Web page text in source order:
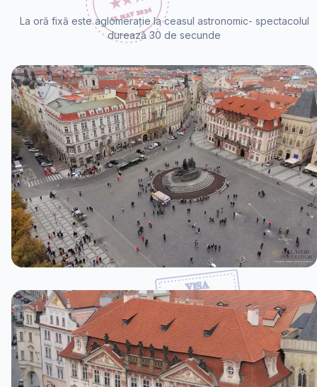
La oră fixă este aglomerație la ceasul astronomic- spectacolul
durează 30 de secunde